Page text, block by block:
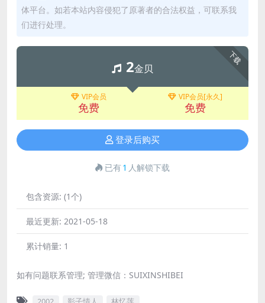
体平台。如若本站内容侵犯了原著者的合法权益，可联系我
们进行处理。
下载
2金贝
VIP会员
免费
VIP会员[永久]
免费
登录后购买
已有1 人解锁下载
包含资源: (1个)
最近更新: 2021-05-18
累计销量: 1
如有问题联系管理; 管理微信：SUIXINSHIBEI